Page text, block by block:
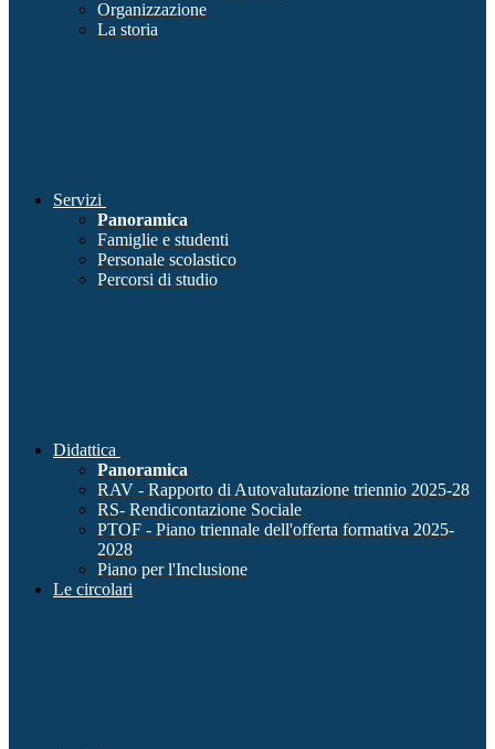
Organizzazione
La storia
Servizi
Panoramica
Famiglie e studenti
Personale scolastico
Percorsi di studio
Didattica
Panoramica
RAV - Rapporto di Autovalutazione triennio 2025-28
RS- Rendicontazione Sociale
PTOF - Piano triennale dell'offerta formativa 2025-
2028
Piano per l'Inclusione
Le circolari